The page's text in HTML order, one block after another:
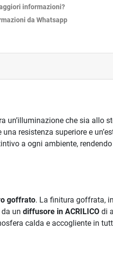
informazioni?
da Whatsapp
un’illuminazione che sia allo
resistenza superiore e
a ogni ambiente,
goffrato. La finitura goffrata,
un diffusore in ACRILICO di
calda e accogliente in